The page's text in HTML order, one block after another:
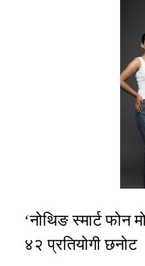
‘नोथिङ स्मार्ट फोन
४२ प्रतियोगी छनोट